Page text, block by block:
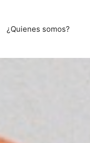
¿Quienes somos?